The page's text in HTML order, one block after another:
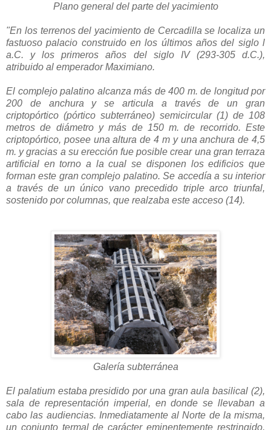
Plano general del parte del yacimiento
"En los terrenos del yacimiento de Cercadilla se localiza un
fastuoso palacio construido en los últimos años del siglo l
a.C. y los primeros años del siglo IV (293-305 d.C.),
atribuido al emperador Maximiano.
El complejo palatino alcanza más de 400 m. de longitud por
200 de anchura y se articula a través de un gran
criptopórtico (pórtico subterráneo) semicircular (1) de 108
metros de diámetro y más de 150 m. de recorrido. Este
criptopórtico, posee una altura de 4 m y una anchura de 4,5
m. y gracias a su erección fue posible crear una gran terraza
artificial en torno a la cual se disponen los edificios que
forman este gran complejo palatino. Se accedía a su interior
a través de un único vano precedido triple arco triunfal,
sostenido por columnas, que realzaba este acceso (14).
Galería subterránea
El palatium estaba presidido por una gran aula basilical (2),
sala de representación imperial, en donde se llevaban a
cabo las audiencias. Inmediatamente al Norte de la misma,
un conjunto termal de carácter eminentemente restringido,